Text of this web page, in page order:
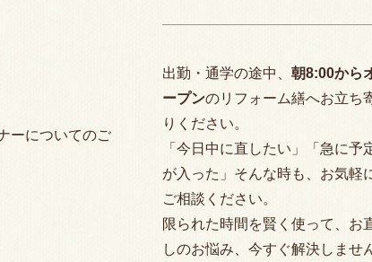
ーについてのご
出勤・通学の途中、 朝8:00から
ープンのリフォーム繕へお立ち
りください。
「今日中に直したい」「急に予
が入った」そんな時も、お気軽
ご相談ください。
限られた時間を賢く使って、お
しのお悩み、今すぐ解決しませ